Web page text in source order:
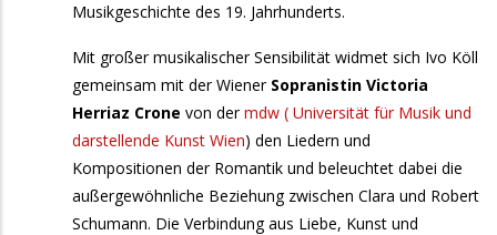
Musikgeschichte des 19. Jahrhunderts.
Mit großer musikalischer Sensibilität widmet sich Ivo Köll
gemeinsam mit der Wiener Sopranistin Victoria
Herriaz Crone von dermdw ( Universität für Musik und
darstellende Kunst Wien) den Liedern und
Kompositionen der Romantik und beleuchtet dabei die
außergewöhnliche Beziehung zwischen Clara und Robert
Schumann. Die Verbindung aus Liebe, Kunst und